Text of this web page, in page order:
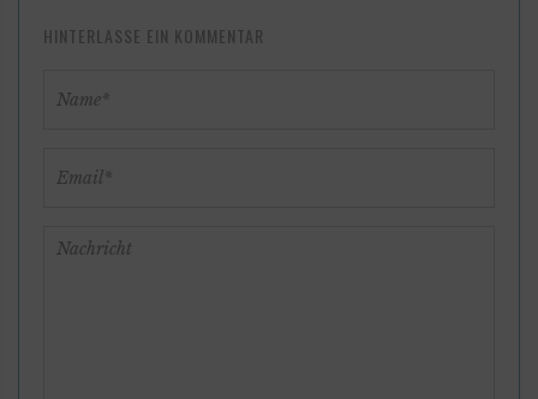
HINTERLASSE EIN KOMMENTAR